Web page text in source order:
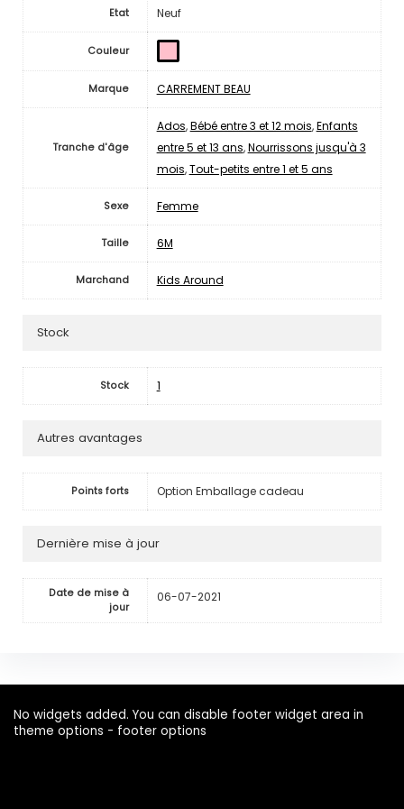
Etat Neuf
Couleur
Marque CARREMENT BEAU
Tranche d'âge
Ados,Bébé entre 3 et 12 mois,Enfants
entre 5 et 13 ans,Nourrissons jusqu'à 3
mois,Tout-petits entre 1 et 5 ans
Sexe Femme
Taille 6M
Marchand Kids Around
Stock
Stock 1
Autres avantages
Points forts Option Emballage cadeau
Dernière mise à jour
Date de mise à
jour
06-07-2021
No widgets added. You can disable footer widget area in
theme options - footer options